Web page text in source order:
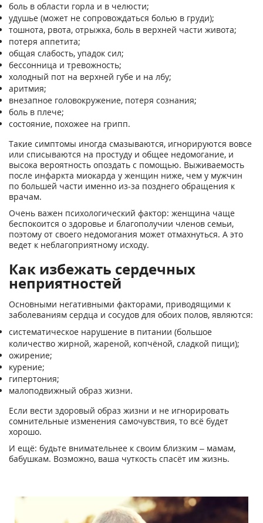
боль в области горла и в челюсти;
удушье (может не сопровождаться болью в груди);
тошнота, рвота, отрыжка, боль в верхней части живота;
потеря аппетита;
общая слабость, упадок сил;
бессонница и тревожность;
холодный пот на верхней губе и на лбу;
аритмия;
внезапное головокружение, потеря сознания;
боль в плече;
состояние, похожее на грипп.
Такие симптомы иногда смазываются, игнорируются вовсе
или списываются на простуду и общее недомогание, и
высока вероятность опоздать с помощью. Выживаемость
после инфаркта миокарда у женщин ниже, чем у мужчин
по большей части именно из-за позднего обращения к
врачам.
Очень важен психологический фактор: женщина чаще
беспокоится о здоровье и благополучии членов семьи,
поэтому от своего недомогания может отмахнуться. А это
ведет к неблагоприятному исходу.
Как избежать сердечных
неприятностей
Основными негативными факторами, приводящими к
заболеваниям сердца и сосудов для обоих полов, являются:
систематическое нарушение в питании (большое
количество жирной, жареной, копчёной, сладкой пищи);
ожирение;
курение;
гипертония;
малоподвижный образ жизни.
Если вести здоровый образ жизни и не игнорировать
сомнительные изменения самочувствия, то всё будет
хорошо.
И ещё: будьте внимательнее к своим близким – мамам,
бабушкам. Возможно, ваша чуткость спасёт им жизнь.